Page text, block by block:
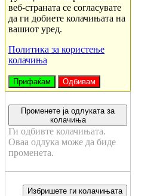
веб-страната се согласувате
да ги добиете колачињата на
вашиот уред.
Политика за користење
колачиња
Прифаќам Одбивам
Променете ја одлуката за
колачиња
Ги одбивте колачињата.
Оваа одлука може да биде
променета.
Избришете ги колачињата